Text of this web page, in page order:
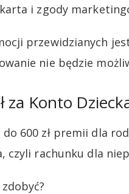
i zgody
przewidzianych
nie będzie
za Konto
600 zł premii dla
czyli rachunku dla